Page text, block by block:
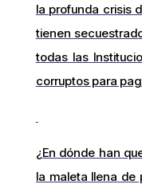
la profunda crisis
tienen
todas las
corruptos para
¿En dónde han
la maleta llena de